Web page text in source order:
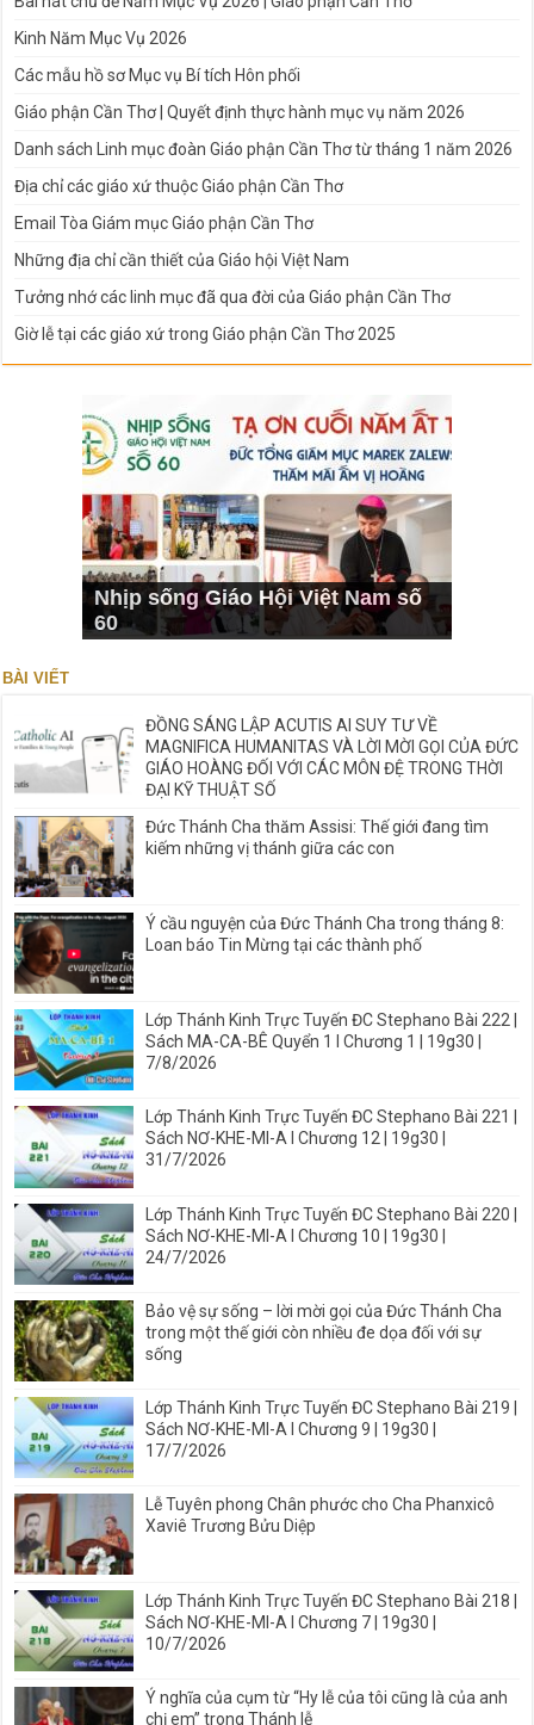
Kinh Năm Mục Vụ 2026
Các mẫu hồ sơ Mục vụ Bí tích Hôn phối
Giáo phận Cần Thơ | Quyết định thực hành mục vụ năm 2026
Danh sách Linh mục đoàn Giáo phận Cần Thơ từ tháng 1 năm 2026
Địa chỉ các giáo xứ thuộc Giáo phận Cần Thơ
Email Tòa Giám mục Giáo phận Cần Thơ
Những địa chỉ cần thiết của Giáo hội Việt Nam
Tưởng nhớ các linh mục đã qua đời của Giáo phận Cần Thơ
Giờ lễ tại các giáo xứ trong Giáo phận Cần Thơ 2025
Nhịp sống Giáo Hội Việt Nam số
60
BÀI VIẾT
ĐỒNG SÁNG LẬP ACUTIS AI SUY TƯ VỀ
MAGNIFICA HUMANITAS VÀ LỜI MỜI GỌI CỦA ĐỨC
GIÁO HOÀNG ĐỐI VỚI CÁC MÔN ĐỆ TRONG THỜI
ĐẠI KỸ THUẬT SỐ
Đức Thánh Cha thăm Assisi: Thế giới đang tìm
kiếm những vị thánh giữa các con
Ý cầu nguyện của Đức Thánh Cha trong tháng 8:
Loan báo Tin Mừng tại các thành phố
Lớp Thánh Kinh Trực Tuyến ĐC Stephano Bài 222 |
Sách MA-CA-BÊ Quyển 1 I Chương 1 | 19g30 |
7/8/2026
Lớp Thánh Kinh Trực Tuyến ĐC Stephano Bài 221 |
Sách NƠ-KHE-MI-A I Chương 12 | 19g30 |
31/7/2026
Lớp Thánh Kinh Trực Tuyến ĐC Stephano Bài 220 |
Sách NƠ-KHE-MI-A I Chương 10 | 19g30 |
24/7/2026
Bảo vệ sự sống – lời mời gọi của Đức Thánh Cha
trong một thế giới còn nhiều đe dọa đối với sự
sống
Lớp Thánh Kinh Trực Tuyến ĐC Stephano Bài 219 |
Sách NƠ-KHE-MI-A I Chương 9 | 19g30 |
17/7/2026
Lễ Tuyên phong Chân phước cho Cha Phanxicô
Xaviê Trương Bửu Diệp
Lớp Thánh Kinh Trực Tuyến ĐC Stephano Bài 218 |
Sách NƠ-KHE-MI-A I Chương 7 | 19g30 |
10/7/2026
Ý nghĩa của cụm từ “Hy lễ của tôi cũng là của anh
chị em” trong Thánh lễ